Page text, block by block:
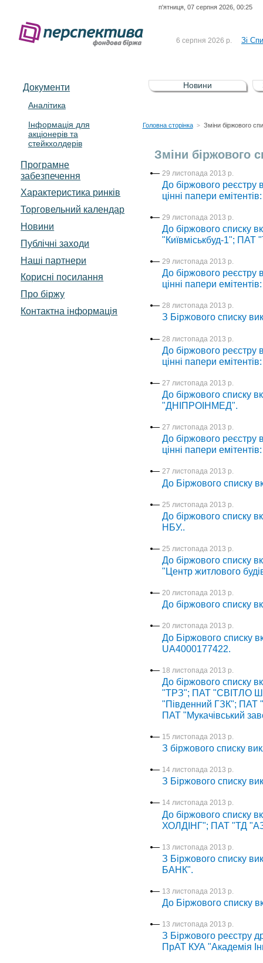
п'ятниця, 07 серпня 2026, 00:25
6 серпня 2026 р. Зі
5 серпня 2026 р.
Зі
UA4000232607)
4 серпня 2026 р.
До
Документи
Аналітика
Інформація для
акціонерів та
стейкхолдерів
Програмне
забезпечення
Характеристика pинків
Торговельний календар
Новини
Публічні заходи
Наші партнери
Корисні посилання
Про біржу
Контактна інформація
Новини
Головна сторінка > Зміни біржового
Зміни біржового
29 листопада 2013 р.
До біржового реєстру
цінні папери
29 листопада 2013 р.
До біржового списку
"Київміськбуд-1";
29 листопада 2013 р.
До біржового реєстру
цінні папери
28 листопада 2013 р.
З Біржового списку
28 листопада 2013 р.
До біржового реєстру
цінні папери
27 листопада 2013 р.
До біржового списку
"ДНІПРОІНМЕД".
27 листопада 2013 р.
До біржового реєстру
цінні папери
27 листопада 2013 р.
До Біржового списку
25 листопада 2013 р.
До біржового списку
НБУ..
25 листопада 2013 р.
До біржового списку
"Центр житлового
20 листопада 2013 р.
До біржового списку
20 листопада 2013 р.
До Біржового списку
UA4000177422.
18 листопада 2013 р.
До біржового списку
"ТРЗ"; ПАТ "СВІТЛО
"Південний ГЗК"; ПАТ
ПАТ "Мукачівський
15 листопада 2013 р.
З біржового списку
14 листопада 2013 р.
З Біржового списку
14 листопада 2013 р.
До біржового списку
ХОЛДІНГ"; ПАТ "ТД
13 листопада 2013 р.
З Біржового списку
БАНК".
13 листопада 2013 р.
До Біржового списку
13 листопада 2013 р.
З Біржового реєстру
ПрАТ КУА "Академія